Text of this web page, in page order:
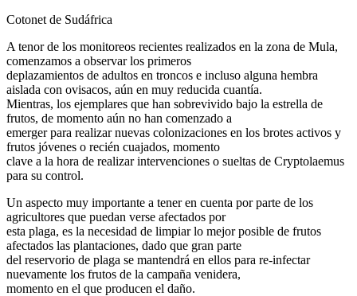
Cotonet de Sudáfrica
A tenor de los monitoreos recientes realizados en la zona de Mula,
comenzamos a observar los primeros
deplazamientos de adultos en troncos e incluso alguna hembra
aislada con ovisacos, aún en muy reducida cuantía.
Mientras, los ejemplares que han sobrevivido bajo la estrella de
frutos, de momento aún no han comenzado a
emerger para realizar nuevas colonizaciones en los brotes activos y
frutos jóvenes o recién cuajados, momento
clave a la hora de realizar intervenciones o sueltas de Cryptolaemus
para su control.
Un aspecto muy importante a tener en cuenta por parte de los
agricultores que puedan verse afectados por
esta plaga, es la necesidad de limpiar lo mejor posible de frutos
afectados las plantaciones, dado que gran parte
del reservorio de plaga se mantendrá en ellos para re-infectar
nuevamente los frutos de la campaña venidera,
momento en el que producen el daño.